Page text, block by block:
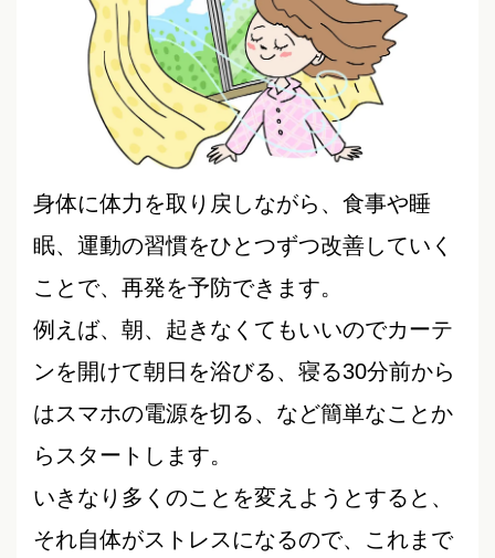
身体に体力を取り戻しながら、食事や睡
眠、運動の習慣をひとつずつ改善していく
ことで、再発を予防できます。
例えば、朝、起きなくてもいいのでカーテ
ンを開けて朝日を浴びる、寝る30分前から
はスマホの電源を切る、など簡単なことか
らスタートします。
いきなり多くのことを変えようとすると、
それ自体がストレスになるので、これまで